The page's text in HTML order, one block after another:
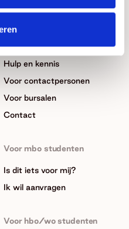
Beurzen
In het kort
Hulp en kennis
Voor contactpersonen
Voor bursalen
Contact
Voor mbo studenten
Is dit iets voor mij?
Ik wil aanvragen
Voor hbo/wo studenten